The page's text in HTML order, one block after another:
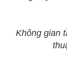
Không gian